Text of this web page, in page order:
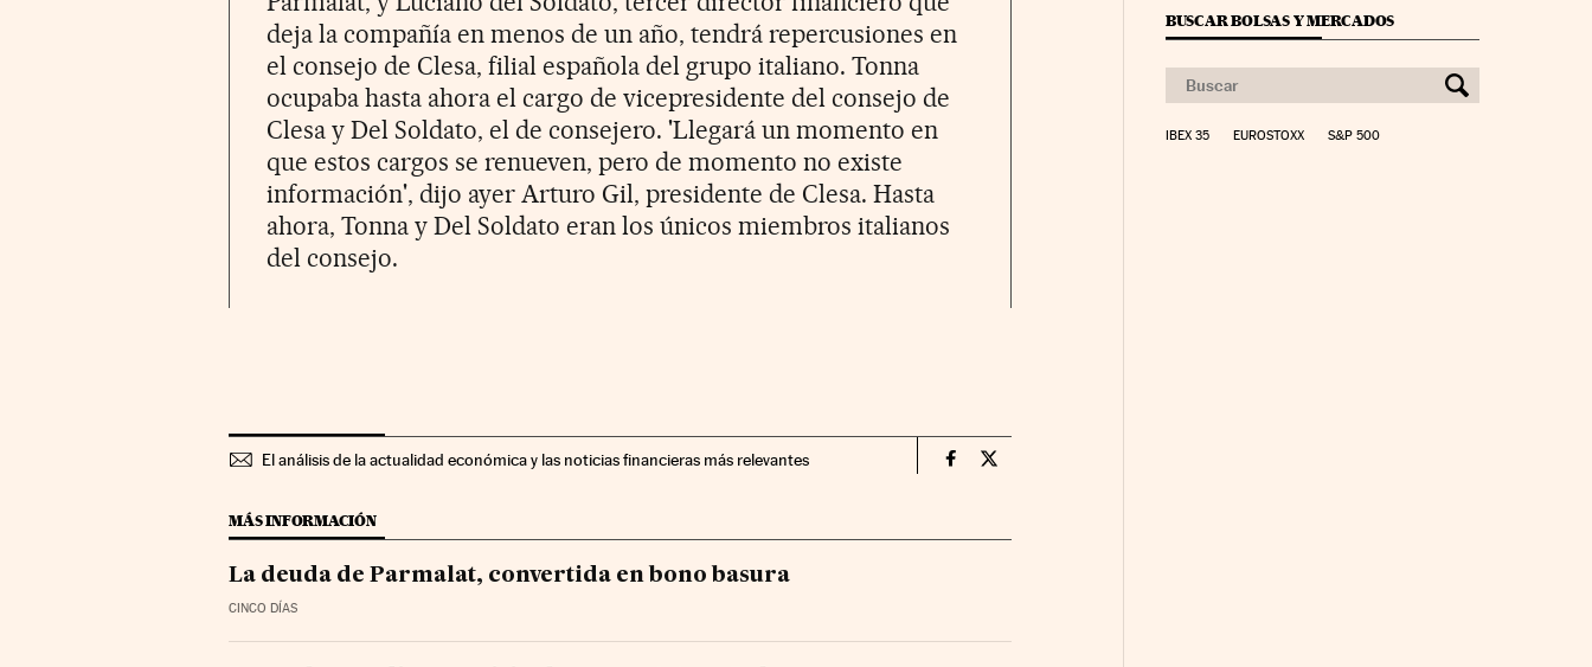
deja la compañía en menos de un año, tendrá repercusiones en
el consejo de Clesa, filial española del grupo italiano. Tonna
ocupaba hasta ahora el cargo de vicepresidente del consejo de
Clesa y Del Soldato, el de consejero. 'Llegará un momento en
que estos cargos se renueven, pero de momento no existe
información', dijo ayer Arturo Gil, presidente de Clesa. Hasta
ahora, Tonna y Del Soldato eran los únicos miembros italianos
del consejo.
El análisis de la actualidad económica y las noticias financieras más relevantes Companias Cinco Días en Facebook
Companias Cinco Días en Twitter
MÁS INFORMACIÓN
La deuda de Parmalat, convertida en bono basura
CINCO DÍAS
BUSCAR BOLSAS Y MERCADOS
IBEX 35 EUROSTOXX S&P 500